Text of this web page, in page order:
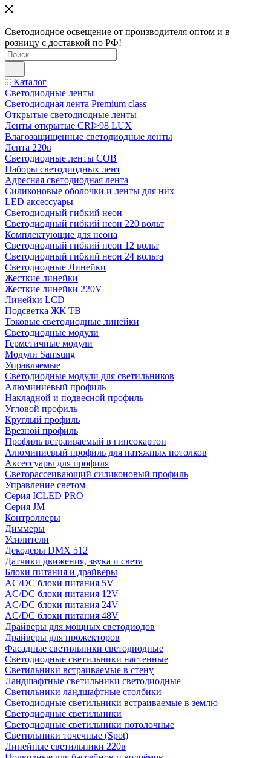
Светодиодное освещение от производителя оптом и в
розницу с доставкой по РФ!
Каталог
Светодиодные ленты
Светодиодная лента Premium class
Открытые светодиодные ленты
Ленты открытые CRI>98 LUX
Влагозащищенные светодиодные ленты
Лента 220в
Светодиодные ленты COB
Наборы светодиодных лент
Адресная светодиодная лента
Силиконовые оболочки и ленты для них
LED аксессуары
Светодиодный гибкий неон
Светодиодный гибкий неон 220 вольт
Комплектующие для неона
Светодиодный гибкий неон 12 вольт
Светодиодный гибкий неон 24 вольта
Светодиодные Линейки
Жесткие линейки
Жесткие линейки 220V
Линейки LCD
Подсветка ЖК ТВ
Токовые светодиодные линейки
Светодиодные модули
Герметичные модули
Модули Samsung
Управляемые
Светодиодные модули для светильников
Алюминиевый профиль
Накладной и подвесной профиль
Угловой профиль
Круглый профиль
Врезной профиль
Профиль встраиваемый в гипсокартон
Алюминиевый профиль для натяжных потолков
Аксессуары для профиля
Светорассеивающий силиконовый профиль
Управление светом
Серия ICLED PRO
Серия JM
Контроллеры
Диммеры
Усилители
Декодеры DMX 512
Датчики движения, звука и света
Блоки питания и драйверы
AC/DC блоки питания 5V
AC/DC блоки питания 12V
AC/DC блоки питания 24V
AC/DC блоки питания 48V
Драйверы для мощных светодиодов
Драйверы для прожекторов
Фасадные светильники светодиодные
Светодиодные светильники настенные
Светильники встраиваемые в стену
Ландшафтные светильники светодиодные
Светильники ландшафтные столбики
Светодиодные светильники встраиваемые в землю
Светодиодные светильники
Светодиодные светильники потолочные
Светильники точечные (Spot)
Линейные светильники 220в